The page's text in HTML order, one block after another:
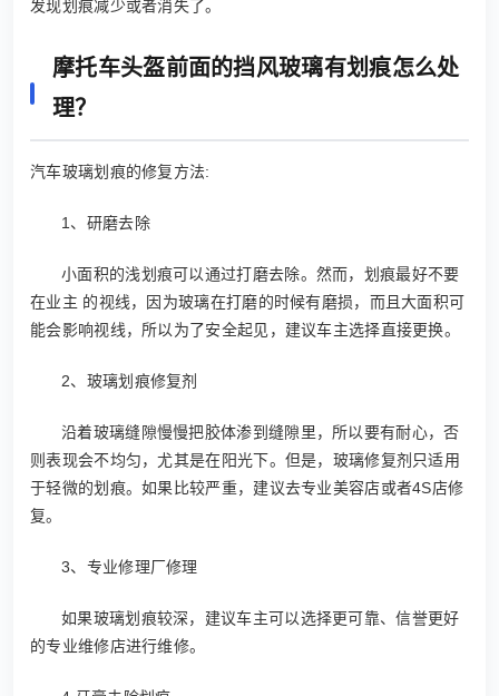
发现划痕减少或者消失了。
摩托车头盔前面的挡风玻璃有划痕怎么处
理？
汽车玻璃划痕的修复方法:
1、研磨去除
小面积的浅划痕可以通过打磨去除。然而，划痕最好不要
在业主 的视线，因为玻璃在打磨的时候有磨损，而且大面积可
能会影响视线，所以为了安全起见，建议车主选择直接更换。
2、玻璃划痕修复剂
沿着玻璃缝隙慢慢把胶体渗到缝隙里，所以要有耐心，否
则表现会不均匀，尤其是在阳光下。但是，玻璃修复剂只适用
于轻微的划痕。如果比较严重，建议去专业美容店或者4S店修
复。
3、专业修理厂修理
如果玻璃划痕较深，建议车主可以选择更可靠、信誉更好
的专业维修店进行维修。